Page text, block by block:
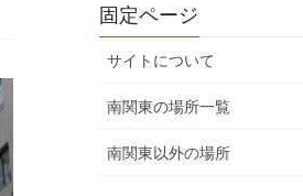
固定ページ
サイトについて
南関東の場所一覧
南関東以外の場所